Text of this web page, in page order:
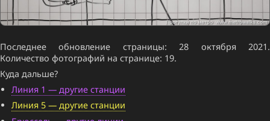
Последнее обновление страницы: 28 октября 2021.
Количество фотографий на странице: 19.
Куда дальше?
Линия 1 — другие станции
Линия 5 — другие станции